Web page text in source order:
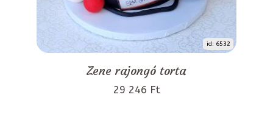
id: 6532
Zene rajongó torta
29 246 Ft